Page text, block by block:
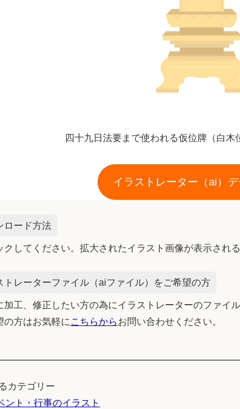
四十九日法要まで使われる仮位牌（白木
イラストレーター（ai）
ロード方法
してください。拡大されたイラスト画像が表示され
トレーターファイル（aiファイル）をご希望の方
加工、修正したい方の為にイラストレーターのファイ
の方はお気軽に こちらからお問い合わせください。
カテゴリー
ント・行事のイラスト